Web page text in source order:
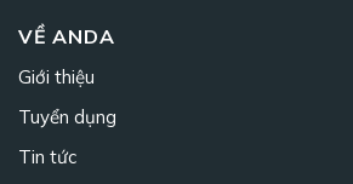
VỀ ANDA
Giới thiệu
Tuyển dụng
Tin tức